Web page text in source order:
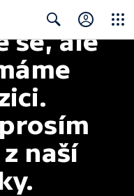
Search
se, ale
naší